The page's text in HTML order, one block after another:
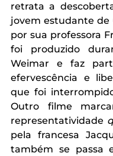
retrata a
jovem estudante de
por sua professora
foi produzido
Weimar e faz
efervescência e
que foi
Outro filme
representatividade
pela francesa
também se passa